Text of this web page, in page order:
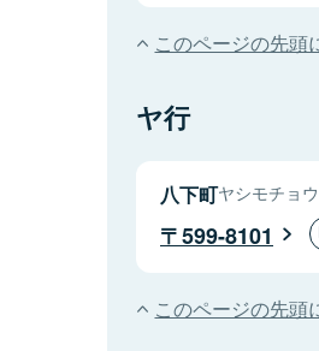
このページの先頭
ヤ行
八下町ヤシモチョウ
599-8101
このページの先頭